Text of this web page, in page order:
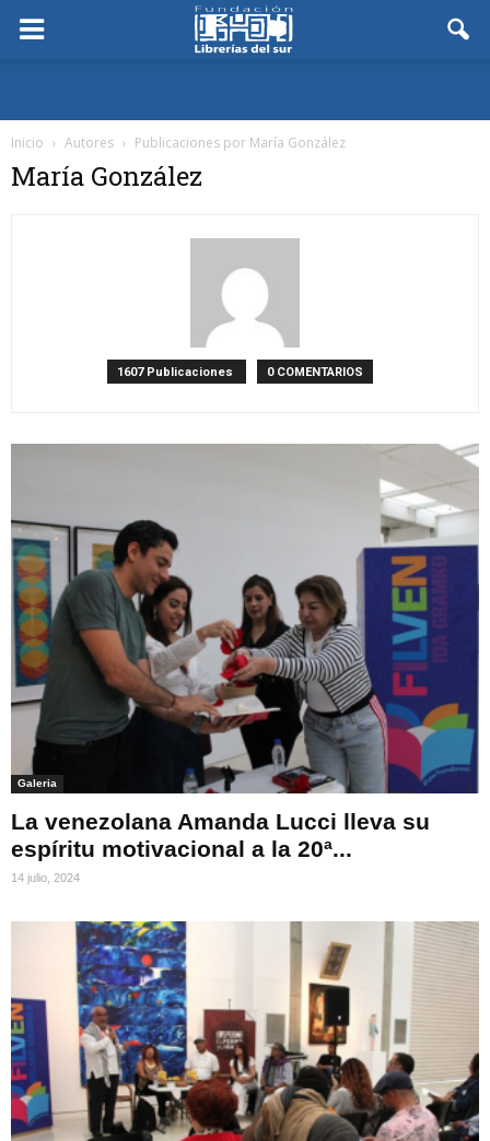
Inicio Autores Publicaciones por María González
María González
1607 Publicaciones 0 COMENTARIOS
Galeria
La venezolana Amanda Lucci lleva su
espíritu motivacional a la 20ª...
14 julio, 2024